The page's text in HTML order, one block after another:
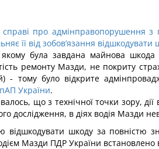
про адмінправопорушення з
її від зобов’язання
була завдана майнова
ремонту Мазди, не покриту
тому було відкрите
України.
що з технічної точки зору,
дослідження, в діях водія Мазди
відшкодувати шкоду за
Мазди ПДР України встановлено